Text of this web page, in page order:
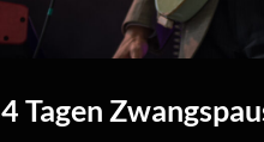
Tagen